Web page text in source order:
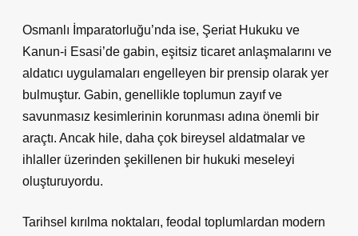
Osmanlı İmparatorluğu’nda ise, Şeriat Hukuku ve
Kanun-i Esasi’de gabin, eşitsiz ticaret anlaşmalarını ve
aldatıcı uygulamaları engelleyen bir prensip olarak yer
bulmuştur. Gabin, genellikle toplumun zayıf ve
savunmasız kesimlerinin korunması adına önemli bir
araçtı. Ancak hile, daha çok bireysel aldatmalar ve
ihlaller üzerinden şekillenen bir hukuki meseleyi
oluşturuyordu.
Tarihsel kırılma noktaları, feodal toplumlardan modern